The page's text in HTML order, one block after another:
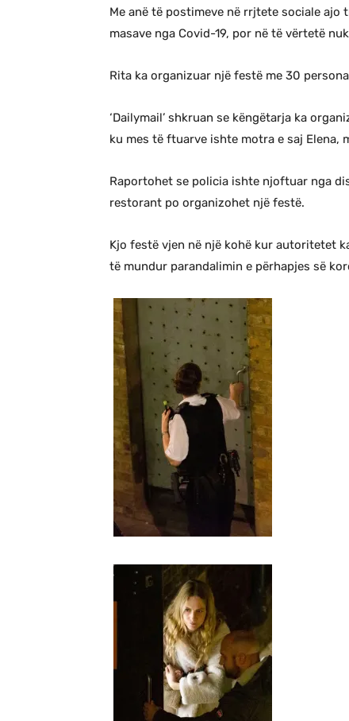
Me anë të postimeve në rrjtete sociale
masave nga Covid-19, por në të vërtetë
Rita ka organizuar një festë me 30
‘Dailymail’ shkruan se këngëtarja ka
ku mes të ftuarve ishte motra e saj Elena,
Raportohet se policia ishte njoftuar nga
restorant po organizohet një festë.
Kjo festë vjen në një kohë kur autoritetet
të mundur parandalimin e përhapjes së